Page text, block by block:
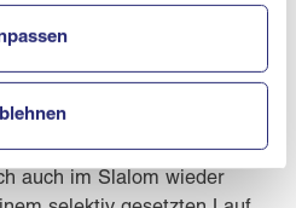
in der Klasse Mental
ganz fehlerfreien Läufen
begnügen.
stand der Slalom auf
in der Klasse
auch im Slalom wieder